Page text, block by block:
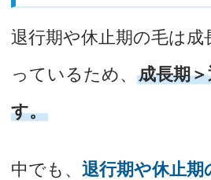
退行期や休止期の毛は
っているため、 成長期
す。
中でも、 退行期や休止